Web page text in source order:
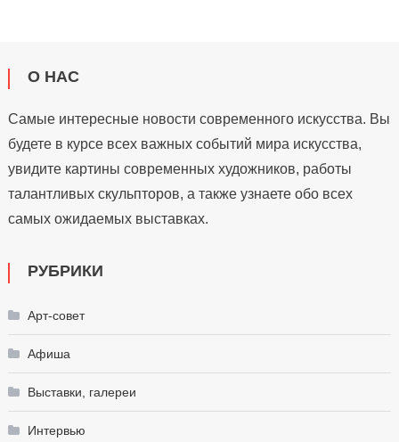
О НАС
Самые интересные новости современного искусства. Вы
будете в курсе всех важных событий мира искусства,
увидите картины современных художников, работы
талантливых скульпторов, а также узнаете обо всех
самых ожидаемых выставках.
РУБРИКИ
Арт-совет
Афиша
Выставки, галереи
Интервью